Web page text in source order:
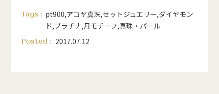
Tags : pt900,アコヤ真珠,セットジュエリー,ダイヤモン
ド,プラチナ,月モチーフ,真珠・パール
Posted : 2017.07.12